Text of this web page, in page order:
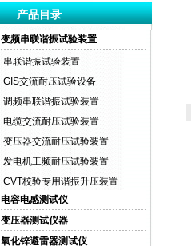
产品目录
变频串联谐振试验装置
串联谐振试验装置
GIS交流耐压试验设备
调频串联谐振试验装置
电缆交流耐压试验装置
变压器交流耐压试验装置
发电机工频耐压试验装置
CVT校验专用谐振升压装置
电容电感测试仪
变压器测试仪器
氧化锌避雷器测试仪